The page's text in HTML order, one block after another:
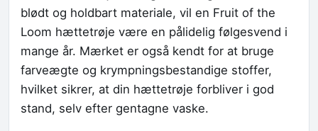
blødt og holdbart materiale, vil en Fruit of the
Loom hættetrøje være en pålidelig følgesvend i
mange år. Mærket er også kendt for at bruge
farveægte og krympningsbestandige stoffer,
hvilket sikrer, at din hættetrøje forbliver i god
stand, selv efter gentagne vaske.